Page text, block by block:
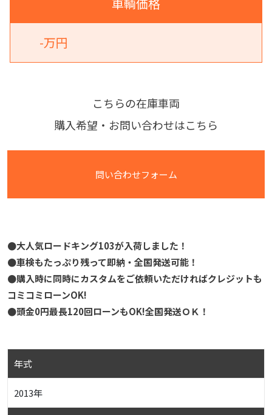
-万円
こちらの在庫車両
購入希望・お問い合わせはこちら
問い合わせフォーム
●大人気ロードキング103が入荷しました！
●車検もたっぷり残って即納・全国発送可能！
●購入時に同時にカスタムをご依頼いただければクレジットも
コミコミローンOK!
●頭金0円最長120回ローンもOK!全国発送ＯＫ！
年式
2013年